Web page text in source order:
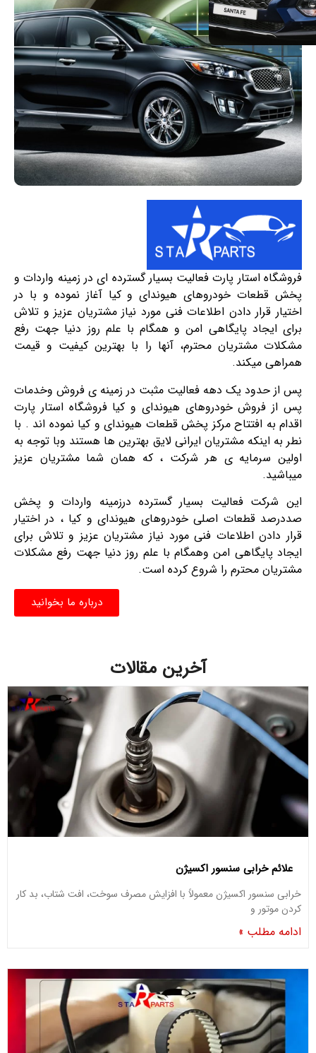
فروشگاه استار پارت فعالیت بسیار گسترده ای در زمینه واردات و
پخش قطعات خودروهای هیوندای و کیا آغاز نموده و با در
اختیار قرار دادن اطلاعات فنی مورد نیاز مشتریان عزیز و تلاش
برای ایجاد پایگاهی امن و همگام با علم روز دنیا جهت رفع
مشکلات مشتریان محترم، آنها را با بهترین کیفیت و قیمت
همراهی میکند.
پس از حدود یک دهه فعالیت مثبت در زمینه ی فروش وخدمات
پس از فروش خودروهای هیوندای و کیا فروشگاه استار پارت
اقدام به افتتاح مرکز پخش قطعات هیوندای و کیا نموده اند . با
نطر به اینکه مشتریان ایرانی لایق بهترین ها هستند وبا توجه به
اولین سرمایه ی هر شرکت ، که همان شما مشتریان عزیز
میباشید.
این شرکت فعالیت بسیار گسترده درزمینه واردات و پخش
صددرصد قطعات اصلی خودروهای هیوندای و کیا ، در اختیار
قرار دادن اطلاعات فنی مورد نیاز مشتریان عزیز و تلاش برای
ایجاد پایگاهی امن وهمگام با علم روز دنیا جهت رفع مشکلات
مشتریان محترم را شروع کرده است.
درباره ما بخوانید
آخرین مقالات
علائم خرابی سنسور اکسیژن
خرابی سنسور اکسیژن معمولاً با افزایش مصرف سوخت، افت شتاب، بد کار
کردن موتور و
ادامه مطلب »